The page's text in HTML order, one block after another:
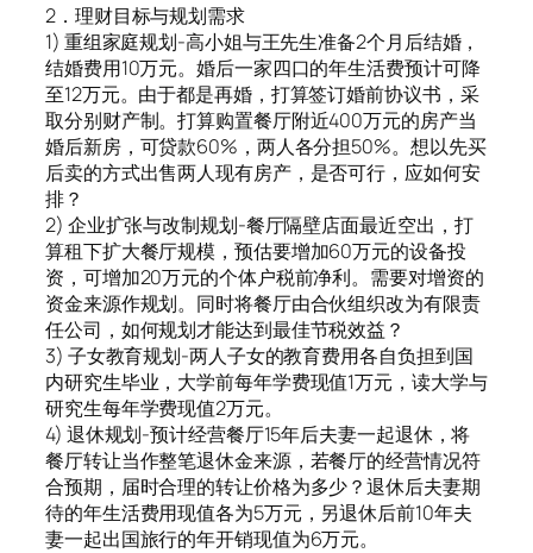
2．理财目标与规划需求
1) 重组家庭规划-高小姐与王先生准备2个月后结婚，
结婚费用10万元。婚后一家四口的年生活费预计可降
至12万元。由于都是再婚，打算签订婚前协议书，采
取分别财产制。打算购置餐厅附近400万元的房产当
婚后新房，可贷款60%，两人各分担50%。想以先买
后卖的方式出售两人现有房产，是否可行，应如何安
排？
2) 企业扩张与改制规划-餐厅隔壁店面最近空出，打
算租下扩大餐厅规模，预估要增加60万元的设备投
资，可增加20万元的个体户税前净利。需要对增资的
资金来源作规划。同时将餐厅由合伙组织改为有限责
任公司，如何规划才能达到最佳节税效益？
3) 子女教育规划-两人子女的教育费用各自负担到国
内研究生毕业，大学前每年学费现值1万元，读大学与
研究生每年学费现值2万元。
4) 退休规划-预计经营餐厅15年后夫妻一起退休，将
餐厅转让当作整笔退休金来源，若餐厅的经营情况符
合预期，届时合理的转让价格为多少？退休后夫妻期
待的年生活费用现值各为5万元，另退休后前10年夫
妻一起出国旅行的年开销现值为6万元。